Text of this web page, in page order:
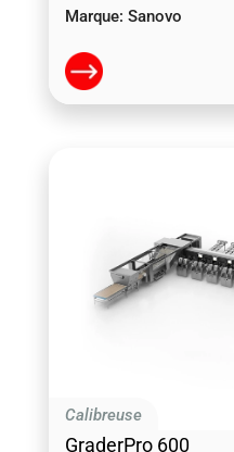
Marque: Sanovo
Calibreuse
GraderPro 600